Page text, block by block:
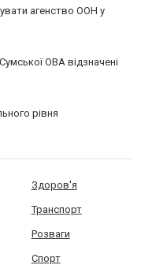
агенство ООН у
ОВА відзначені
рівня
Здоров'я
Транспорт
Розваги
Спорт